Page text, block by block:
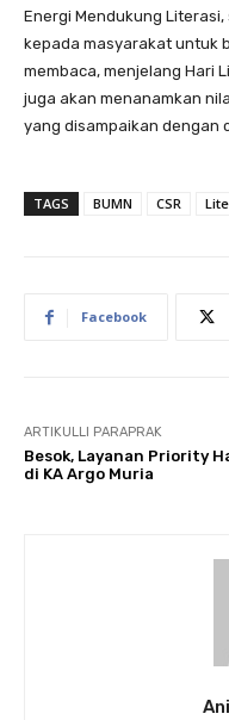
Energi Mendukung
kepada masyarakat untuk
membaca, menjelang Hari
juga akan menanamkan
yang disampaikan dengan
TAGS BUMN CSR
Facebook
ARTIKULLI PARAPRAK
Besok, Layanan Priority
di KA Argo Muria